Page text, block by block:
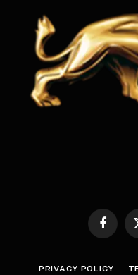
PRIVACY POLICY